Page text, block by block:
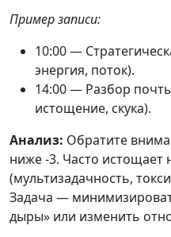
Пример записи:
10:00 —
энергия, поток).
14:00 — Разбор
истощение, скука).
Анализ: Обратите
ниже -3. Часто истощает
(мультизадачность,
Задача —
дыры» или изменить